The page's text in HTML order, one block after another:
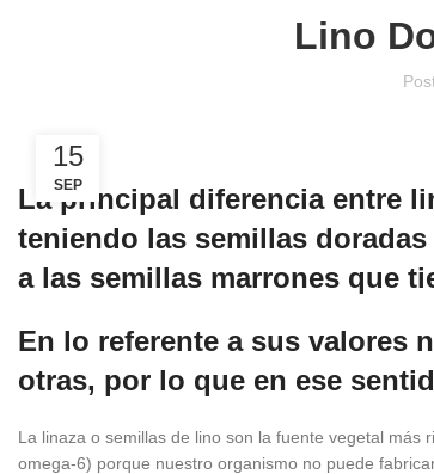
Lino
15
SEP
La principal diferencia entre
teniendo las semillas
a las semillas marrones que
En lo referente a sus valores
otras, por lo que en ese
La linaza o semillas de lino son la fuente vegetal
omega-6) porque nuestro organismo no puede